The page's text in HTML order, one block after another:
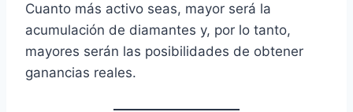
Cuanto más activo seas, mayor será la
acumulación de diamantes y, por lo tanto,
mayores serán las posibilidades de obtener
ganancias reales.